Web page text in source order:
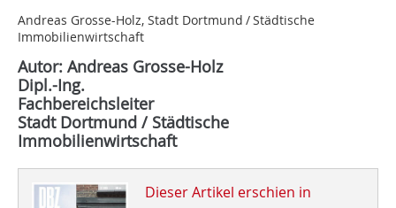
Andreas Grosse-Holz, Stadt Dortmund / Städtische
Immobilienwirtschaft
Autor: Andreas Grosse-Holz
Dipl.-Ing.
Fachbereichsleiter
Stadt Dortmund / Städtische
Immobilienwirtschaft
Dieser Artikel erschien in